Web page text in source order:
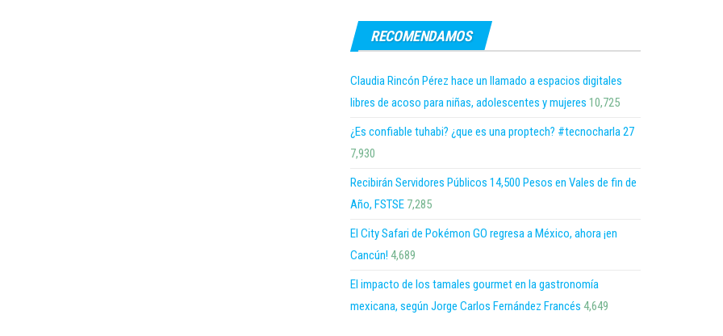
RECOMENDAMOS
Claudia Rincón Pérez hace un llamado a espacios digitales
libres de acoso para niñas, adolescentes y mujeres 10,725
¿Es confiable tuhabi? ¿que es una proptech? #tecnocharla 27
7,930
Recibirán Servidores Públicos 14,500 Pesos en Vales de fin de
Año, FSTSE 7,285
El City Safari de Pokémon GO regresa a México, ahora ¡en
Cancún! 4,689
El impacto de los tamales gourmet en la gastronomía
mexicana, según Jorge Carlos Fernández Francés 4,649